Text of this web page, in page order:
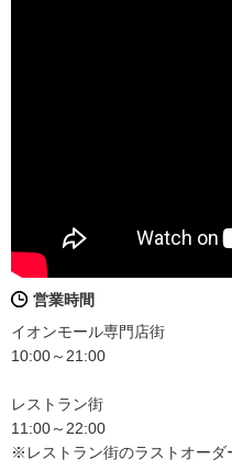
営業時間
イオンモール専門店街
10:00～21:00
レストラン街
11:00～22:00
※レストラン街のラストオーダ